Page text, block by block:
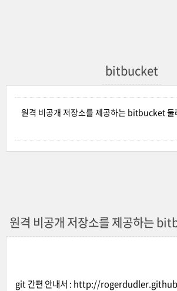
bitbucket
원격 비공개 저장소를 제공하는 bitbucket 둘
원격 비공개 저장소를 제공하는
git 간편 안내서 : http://